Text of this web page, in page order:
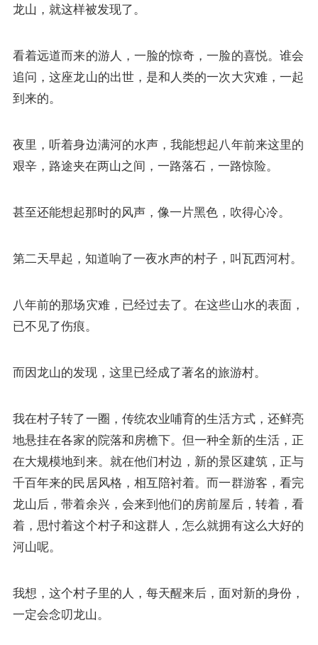
龙山，就这样被发现了。
看着远道而来的游人，一脸的惊奇，一脸的喜悦。谁会
追问，这座龙山的出世，是和人类的一次大灾难，一起
到来的。
夜里，听着身边满河的水声，我能想起八年前来这里的
艰辛，路途夹在两山之间，一路落石，一路惊险。
甚至还能想起那时的风声，像一片黑色，吹得心冷。
第二天早起，知道响了一夜水声的村子，叫瓦西河村。
八年前的那场灾难，已经过去了。在这些山水的表面，
已不见了伤痕。
而因龙山的发现，这里已经成了著名的旅游村。
我在村子转了一圈，传统农业哺育的生活方式，还鲜亮
地悬挂在各家的院落和房檐下。但一种全新的生活，正
在大规模地到来。就在他们村边，新的景区建筑，正与
千百年来的民居风格，相互陪衬着。而一群游客，看完
龙山后，带着余兴，会来到他们的房前屋后，转着，看
着，思忖着这个村子和这群人，怎么就拥有这么大好的
河山呢。
我想，这个村子里的人，每天醒来后，面对新的身份，
一定会念叨龙山。